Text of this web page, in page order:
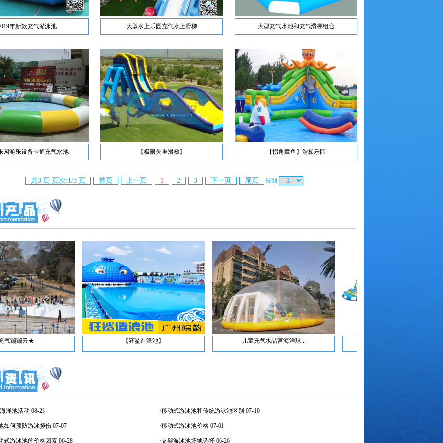
年新款充气游泳池 大型水上乐园充气水上滑梯 大型充气水池和充气滑梯组合
园游乐设备卡通充气水池 【极限失重滑梯】 【拐角章鱼】滑梯乐园
共3 页 页次:1/3 页 首页 上一页 1 2 3 下一页 尾页 转到
【狂鲨造浪池】 儿童充气水晶宫海洋球...
洋池活动 08-23 ·移动式游泳池和传统游泳池区别 07-10
如何预防游泳损伤 07-07 ·移动式游泳池价格 07-01
式游泳池的价格因素 06-28 ·支架游泳池场地选择 06-26